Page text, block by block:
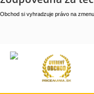
Obchod si vyhradzuje právo na